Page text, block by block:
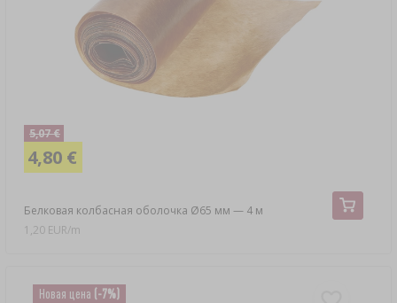
Белковая колбасная оболочка Ø65 мм — 4 м
5,07 €
4,80 €
1,20 EUR/m
Новая цена (-7%)